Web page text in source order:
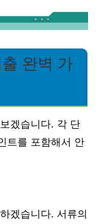
완벽 가
겠습니다. 각 단
트를 포함해서 안
겠습니다. 서류의